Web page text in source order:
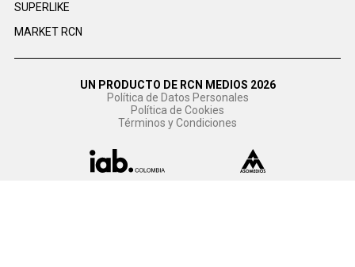
SUPERLIKE
MARKET RCN
UN PRODUCTO DE RCN MEDIOS 2026
Política de Datos Personales
Política de Cookies
Términos y Condiciones